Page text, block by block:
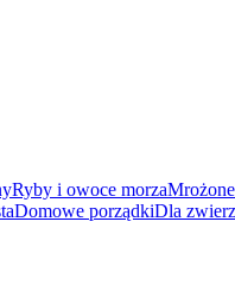
Ryby i owoce morzaMrożone
Domowe porządkiDla